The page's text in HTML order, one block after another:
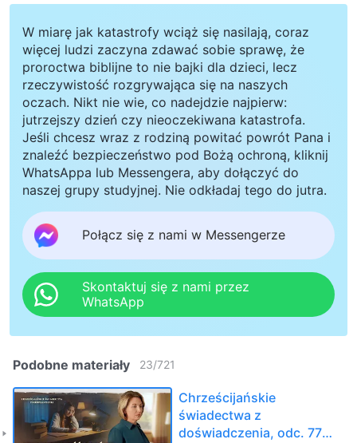
W miarę jak katastrofy wciąż się nasilają, coraz
więcej ludzi zaczyna zdawać sobie sprawę, że
proroctwa biblijne to nie bajki dla dzieci, lecz
rzeczywistość rozgrywająca się na naszych
oczach. Nikt nie wie, co nadejdzie najpierw:
jutrzejszy dzień czy nieoczekiwana katastrofa.
Jeśli chcesz wraz z rodziną powitać powrót Pana i
znaleźć bezpieczeństwo pod Bożą ochroną, kliknij
WhatsAppa lub Messengera, aby dołączyć do
naszej grupy studyjnej. Nie odkładaj tego do jutra.
Połącz się z nami w Messengerze
Skontaktuj się z nami przez
WhatsApp
Podobne materiały 23/721
Chrześcijańskie
świadectwa z
doświadczenia, odc. 772: